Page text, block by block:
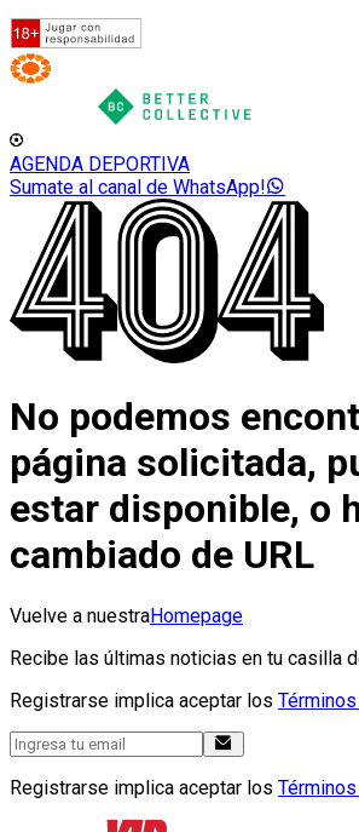
AGENDA DEPORTIVA
Sumate al canal de WhatsApp!
No podemos
página solicitada,
estar disponible, o
cambiado de URL
Vuelve a nuestraHomepage
Recibe las últimas noticias en tu casilla
Registrarse implica aceptar los
Registrarse implica aceptar los